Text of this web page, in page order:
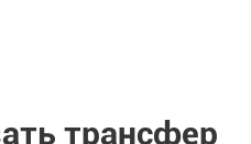
трансфер